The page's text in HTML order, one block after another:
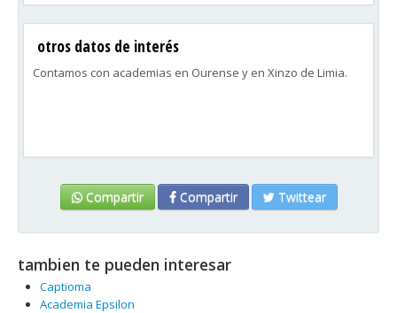
otros datos de interés
Contamos con academias en Ourense y en Xinzo de Limia.
Compartir Compartir Twittear
tambien te pueden interesar
Captioma
Academia Epsilon